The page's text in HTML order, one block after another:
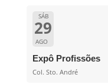
SÁB
29
AGO
Expô Profissões
Col. Sto. André